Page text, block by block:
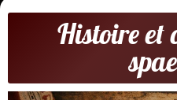
Histoire et